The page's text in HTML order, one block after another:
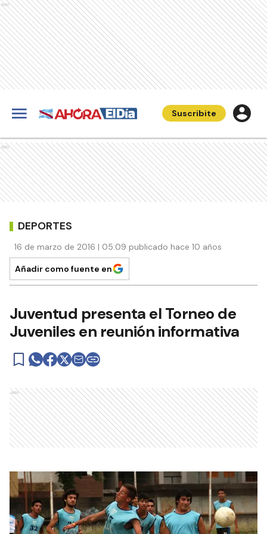
Ads
Suscribite
Ads
DEPORTES
16 de marzo de 2016 | 05:09 publicado hace 10 años
Añadir como fuente en
Juventud presenta el Torneo de
Juveniles en reunión informativa
Ads